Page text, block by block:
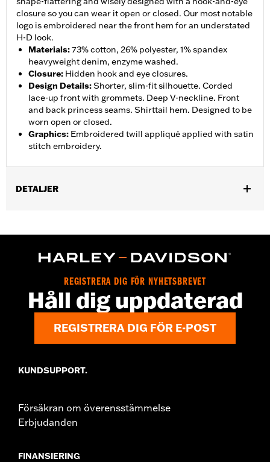
closure so you can wear it open or closed. Our most notable
logo is embroidered near the front hem for an understated
H-D look.
Materials:73% cotton, 26% polyester, 1% spandex
heavyweight denim, enzyme washed.
Closure: Hidden hook and eye closures.
Design Details:Shorter, slim-fit silhouette. Corded
lace-up front with grommets. Deep V-neckline. Front
and back princess seams. Shirttail hem. Designed to be
worn open or closed.
Graphics: Embroidered twill appliqué applied with satin
stitch embroidery.
DETALJER
WARRANTY:2 year limited warranty – Go towww.h-
Imported
REGISTRERA DIG FÖR NYHETSBREVET
Håll dig uppdaterad
REGISTRERA DIG FÖR E-POST
KUNDSUPPORT.
Försäkran om överensstämmelse
Erbjudanden
FINANSIERING